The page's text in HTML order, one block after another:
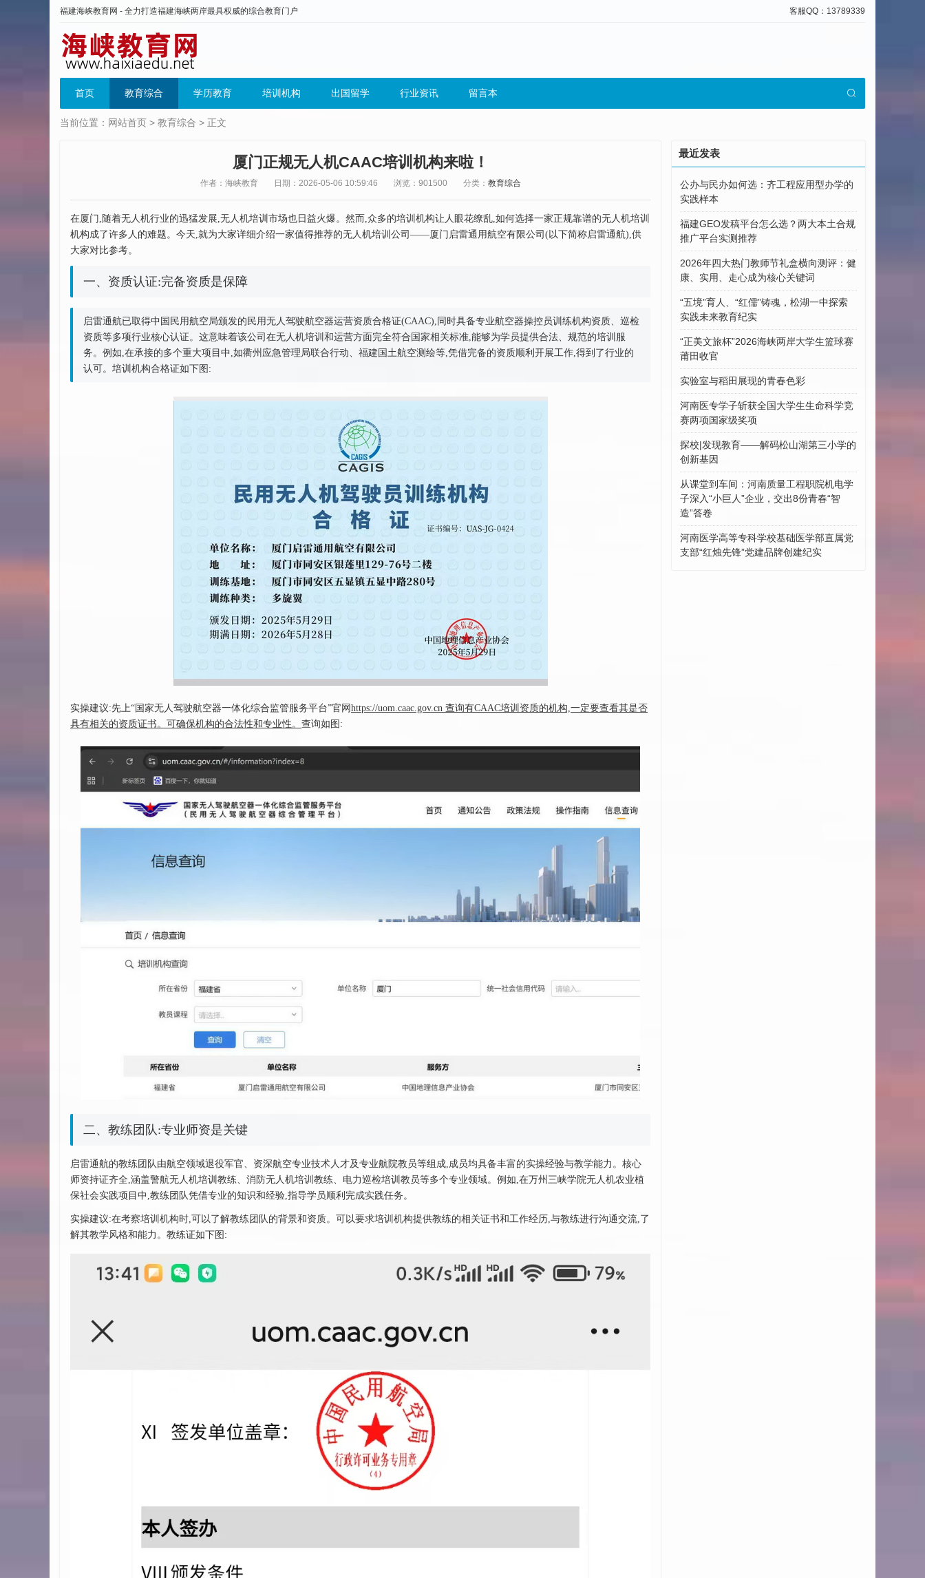
福建海峡教育网 - 全力打造福建海峡两岸最具权威的综合教育门户 客服QQ：13789339
首页 教育综合 学历教育 培训机构 出国留学 行业资讯 留言本
当前位置： 网站首页 > 教育综合 > 正文
厦门正规无人机CAAC培训机构来啦！
作者：海峡教育 日期：2026-05-06 10:59:46 浏览：901500 分类： 教育综合
在厦门,随着无人机行业的迅猛发展,无人机培训市场也日益火爆。然而,众多的培训机构让人眼花缭乱,如何选择一家正规靠谱的无人机培训
机构成了许多人的难题。今天,就为大家详细介绍一家值得推荐的无人机培训公司——厦门启雷通用航空有限公司(以下简称启雷通航),供
大家对比参考。
一、资质认证:完备资质是保障
启雷通航已取得中国民用航空局颁发的民用无人驾驶航空器运营资质合格证(CAAC),同时具备专业航空器操控员训练机构资质、巡检
资质等多项行业核心认证。这意味着该公司在无人机培训和运营方面完全符合国家相关标准,能够为学员提供合法、规范的培训服
务。例如,在承接的多个重大项目中,如衢州应急管理局联合行动、福建国土航空测绘等,凭借完备的资质顺利开展工作,得到了行业的
认可。培训机构合格证如下图:
实操建议:先上“国家无人驾驶航空器一体化综合监管服务平台”官网 https://uom.caac.gov.cn 查询有CAAC培训资质的机构,一定要查看其是否
具有相关的资质证书。可确保机构的合法性和专业性。 查询如图:
二、教练团队:专业师资是关键
启雷通航的教练团队由航空领域退役军官、资深航空专业技术人才及专业航院教员等组成,成员均具备丰富的实操经验与教学能力。核心
师资持证齐全,涵盖警航无人机培训教练、消防无人机培训教练、电力巡检培训教员等多个专业领域。例如,在万州三峡学院无人机农业植
保社会实践项目中,教练团队凭借专业的知识和经验,指导学员顺利完成实践任务。
实操建议:在考察培训机构时,可以了解教练团队的背景和资质。可以要求培训机构提供教练的相关证书和工作经历,与教练进行沟通交流,了
解其教学风格和能力。教练证如下图:
最近发表
公办与民办如何选：齐工程应用型办学的
实践样本
福建GEO发稿平台怎么选？两大本土合规
推广平台实测推荐
2026年四大热门教师节礼盒横向测评：健
康、实用、走心成为核心关键词
“五境”育人、“红儒”铸魂，松湖一中探索
实践未来教育纪实
“正美文旅杯”​2026海峡两岸大学生篮球赛
莆田收官
实验室与稻田展现的青春色彩
河南医专学子斩获全国大学生生命科学竞
赛两项国家级奖项
探校|发现教育——解码松山湖第三小学的
创新基因
从课堂到车间：河南质量工程职院机电学
子深入“小巨人”企业，交出8份青春“智
造”答卷
河南医学高等专科学校基础医学部直属党
支部“红烛先锋”党建品牌创建纪实